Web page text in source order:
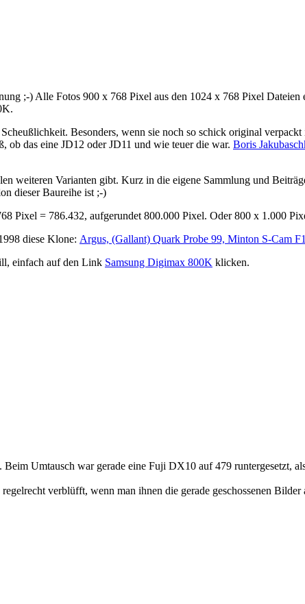
;-) Alle Fotos 900 x 768 Pixel aus den 1024 x 768 Pixel
Besonders, wenn sie noch so schick original
ob das eine JD12 oder JD11 und wie teuer die war. Boris
weiteren Varianten gibt. Kurz in die eigene Sammlung und
dieser Baureihe ist ;-)
Pixel = 786.432, aufgerundet 800.000 Pixel. Oder 800 x 1.000
diese Klone: Argus, (Gallant) Quark Probe 99, Minton S-Cam F1
einfach auf den Link Samsung Digimax 800K klicken.
Umtausch war gerade eine Fuji DX10 auf 479 runtergesetzt,
verblüfft, wenn man ihnen die gerade geschossenen Bilder